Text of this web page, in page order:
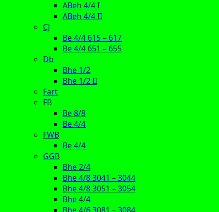
ABeh 4/4 I
ABeh 4/4 II
CJ
Be 4/4 615 – 617
Be 4/4 651 – 655
Db
Bhe 1/2
Bhe 1/2 II
Fart
FB
Be 8/8
Be 4/4
FWB
Be 4/4
GGB
Bhe 2/4
Bhe 4/8 3041 – 3044
Bhe 4/8 3051 – 3054
Bhe 4/4